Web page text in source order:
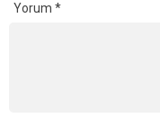
Yorum *